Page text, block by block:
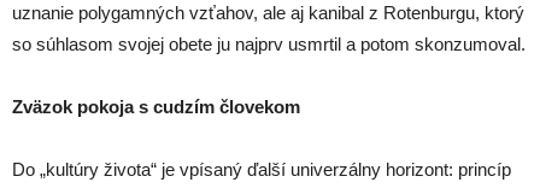
uznanie polygamných vzťahov, ale aj kanibal z Rotenburgu, ktorý
so súhlasom svojej obete ju najprv usmrtil a potom skonzumoval.
Zväzok pokoja s cudzím človekom
Do „kultúry života“ je vpísaný ďalší univerzálny horizont: princíp